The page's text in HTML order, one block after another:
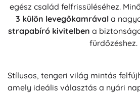
egész család felfrissüléséhez.
3 külön levegőkamrával a
strapabíró kivitelben a
fürdőzéshez.
Stílusos, tengeri világ mintás
amely ideális választás a nyári